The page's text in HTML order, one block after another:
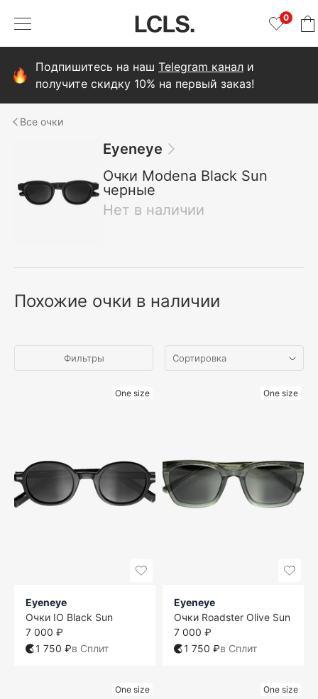
0
Подпишитесь на наш Telegram канал и
получите скидку 10% на первый заказ!
очки
Eyeneye
Очки Modena Black Sun
черные
Нет в наличии
Похожие очки в наличии
Фильтры
One size
Eyeneye
Очки IO Black Sun
7 000 ₽
1 750 ₽в Сплит
One size
Eyeneye
Очки Roadster Olive Sun
7 000 ₽
1 750 ₽в Сплит
One size One size